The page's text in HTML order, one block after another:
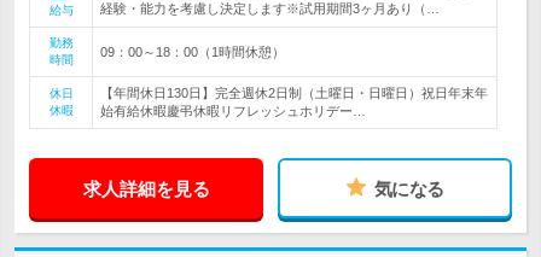
給与
経験・能力を考慮し決定します※試用期間3ヶ月あり（…
勤務
時間
09：00～18：00（1時間休憩）
休日
休暇
【年間休日130日】完全週休2日制（土曜日・日曜日）祝日年末年
始有給休暇慶弔休暇リフレッシュホリデー…
求人詳細を見る 気になる